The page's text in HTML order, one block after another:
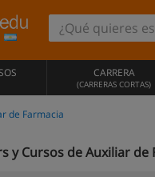
CARRERA
(CARRERAS CORTAS)
de Farmacia
y Cursos de Auxiliar de